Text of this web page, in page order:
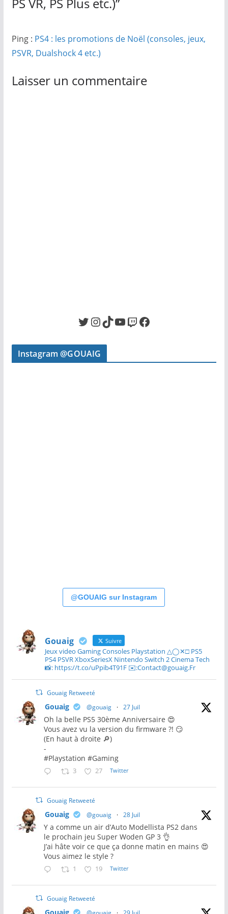
Ping : PS4 : les promotions de Noël (consoles, jeux,
PSVR, Dualshock 4 etc.)
Laisser un commentaire
Twitter InstagramTikTok YouTube Twitch Facebook
Instagram @GOUAIG
@GOUAIG sur Instagram
Gouaig Suivre
Jeux video Gaming Consoles Playstation △◯✕□ PS5
PS4 PSVR XboxSeriesX Nintendo Switch 2 Cinema Tech
📸: https://t.co/uPpib4T91F ✉️:Contact@gouaig.Fr
Gouaig Retweeté
Gouaig @gouaig · 27 Juil
Oh la belle PS5 30ème Anniversaire 😍
Vous avez vu la version du firmware ?! 😏
(En haut à droite 🔎)
-
#Playstation #Gaming
3 27 Twitter
Gouaig Retweeté
Gouaig @gouaig · 28 Juil
Y a comme un air d’Auto Modellista PS2 dans
le prochain jeu Super Woden GP 3 👌
J’ai hâte voir ce que ça donne matin en mains 😍
Vous aimez le style ?
1 19 Twitter
Gouaig Retweeté